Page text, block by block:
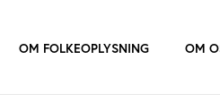
OM FOLKEOPLYSNING OM